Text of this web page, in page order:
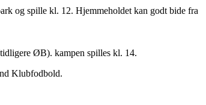
og spille kl. 12. Hjemmeholdet kan godt bide fra
ØB). kampen spilles kl. 14.
Klubfodbold.